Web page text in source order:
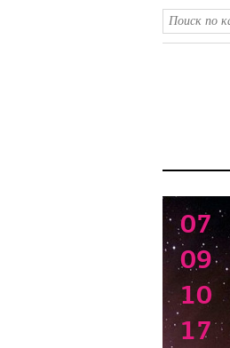
07
09
10
17